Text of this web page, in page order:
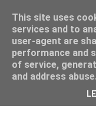
maandag 2 juli 2012
een
This site uses
services and to
user-agent are
performance and
of service,
and address abuse.